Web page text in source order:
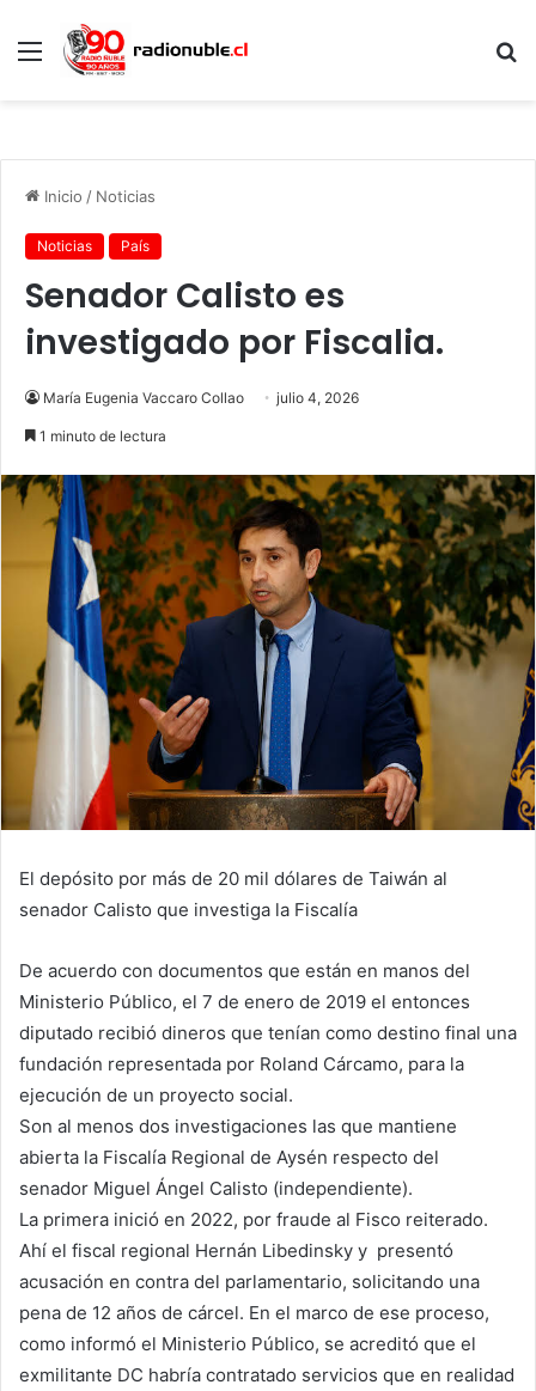
Menú
Inicio / Noticias
Noticias País
Senador Calisto es
investigado por Fiscalia.
María Eugenia Vaccaro Collao julio 4, 2026
1 minuto de lectura
El depósito por más de 20 mil dólares de Taiwán al
senador Calisto que investiga la Fiscalía
De acuerdo con documentos que están en manos del
Ministerio Público, el 7 de enero de 2019 el entonces
diputado recibió dineros que tenían como destino final una
fundación representada por Roland Cárcamo, para la
ejecución de un proyecto social.
Son al menos dos investigaciones las que mantiene
abierta la Fiscalía Regional de Aysén respecto del
senador Miguel Ángel Calisto (independiente).
La primera inició en 2022, por fraude al Fisco reiterado.
Ahí el fiscal regional Hernán Libedinsky y presentó
acusación en contra del parlamentario, solicitando una
pena de 12 años de cárcel. En el marco de ese proceso,
como informó el Ministerio Público, se acreditó que el
exmilitante DC habría contratado servicios que en realidad